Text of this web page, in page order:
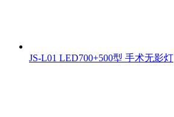
JS-L01 LED700+500型 手术无影灯